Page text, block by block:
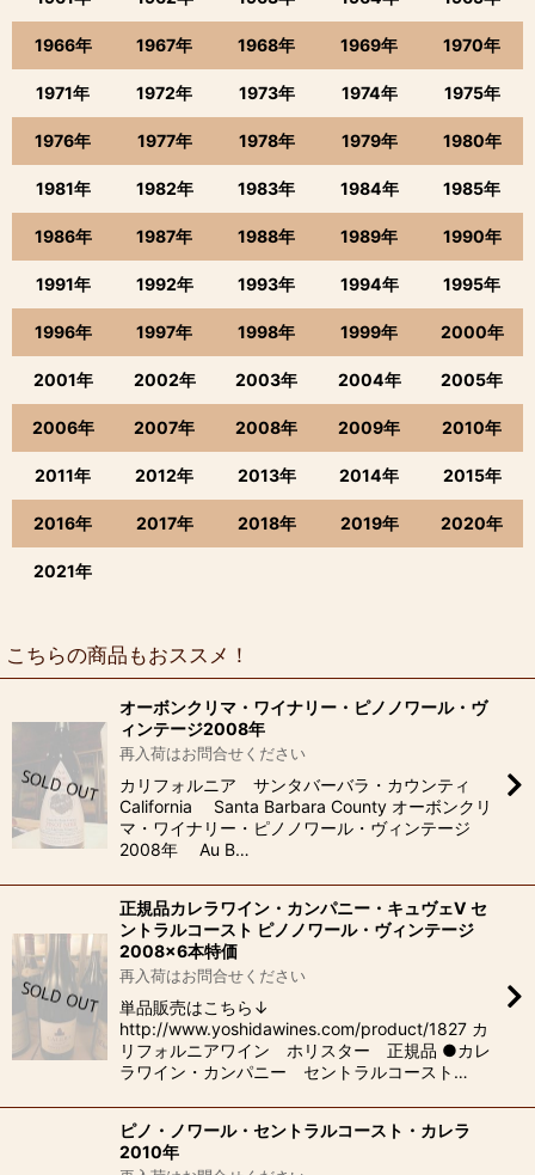
1966年 1967年 1968年 1969年 1970年
1971年 1972年 1973年 1974年 1975年
1976年 1977年 1978年 1979年 1980年
1981年 1982年 1983年 1984年 1985年
1986年 1987年 1988年 1989年 1990年
1991年 1992年 1993年 1994年 1995年
1996年 1997年 1998年 1999年 2000年
2001年 2002年 2003年 2004年 2005年
2006年 2007年 2008年 2009年 2010年
2011年 2012年 2013年 2014年 2015年
2016年 2017年 2018年 2019年 2020年
2021年
こちらの商品もおススメ！
オーボンクリマ・ワイナリー・ピノノワール・ヴ
ィンテージ2008年
再入荷はお問合せください
カリフォルニア サンタバーバラ・カウンティ
California Santa Barbara County オーボンクリ
マ・ワイナリー・ピノノワール・ヴィンテージ
2008年 Au B…
正規品カレラワイン・カンパニー・キュヴェV セ
ントラルコースト ピノノワール・ヴィンテージ
2008×6本特価
再入荷はお問合せください
単品販売はこちら↓
http://www.yoshidawines.com/product/1827 カ
リフォルニアワイン ホリスター 正規品 ●カレ
ラワイン・カンパニー セントラルコースト…
ピノ・ノワール・セントラルコースト・カレラ
2010年